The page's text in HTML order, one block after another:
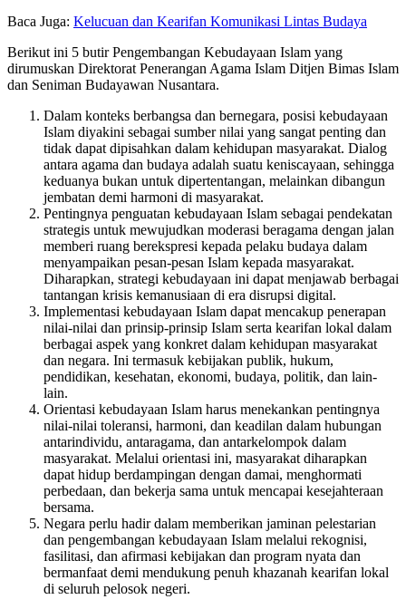
Baca Juga: Kelucuan dan Kearifan Komunikasi Lintas Budaya
Berikut ini 5 butir Pengembangan Kebudayaan Islam yang
dirumuskan Direktorat Penerangan Agama Islam Ditjen Bimas Islam
dan Seniman Budayawan Nusantara.
Dalam konteks berbangsa dan bernegara, posisi kebudayaan
Islam diyakini sebagai sumber nilai yang sangat penting dan
tidak dapat dipisahkan dalam kehidupan masyarakat. Dialog
antara agama dan budaya adalah suatu keniscayaan, sehingga
keduanya bukan untuk dipertentangan, melainkan dibangun
jembatan demi harmoni di masyarakat.
Pentingnya penguatan kebudayaan Islam sebagai pendekatan
strategis untuk mewujudkan moderasi beragama dengan jalan
memberi ruang berekspresi kepada pelaku budaya dalam
menyampaikan pesan-pesan Islam kepada masyarakat.
Diharapkan, strategi kebudayaan ini dapat menjawab berbagai
tantangan krisis kemanusiaan di era disrupsi digital.
Implementasi kebudayaan Islam dapat mencakup penerapan
nilai-nilai dan prinsip-prinsip Islam serta kearifan lokal dalam
berbagai aspek yang konkret dalam kehidupan masyarakat
dan negara. Ini termasuk kebijakan publik, hukum,
pendidikan, kesehatan, ekonomi, budaya, politik, dan lain-
lain.
Orientasi kebudayaan Islam harus menekankan pentingnya
nilai-nilai toleransi, harmoni, dan keadilan dalam hubungan
antarindividu, antaragama, dan antarkelompok dalam
masyarakat. Melalui orientasi ini, masyarakat diharapkan
dapat hidup berdampingan dengan damai, menghormati
perbedaan, dan bekerja sama untuk mencapai kesejahteraan
bersama.
Negara perlu hadir dalam memberikan jaminan pelestarian
dan pengembangan kebudayaan Islam melalui rekognisi,
fasilitasi, dan afirmasi kebijakan dan program nyata dan
bermanfaat demi mendukung penuh khazanah kearifan lokal
di seluruh pelosok negeri.